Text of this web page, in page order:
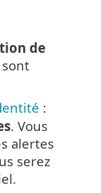
de
:
. Vous
alertes
serez